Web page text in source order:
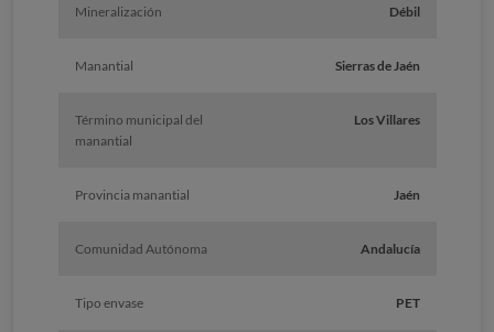
Mineralización Débil
Manantial Sierras de Jaén
Término municipal del
manantial
Los Villares
Provincia manantial Jaén
Comunidad Autónoma Andalucía
Tipo envase PET